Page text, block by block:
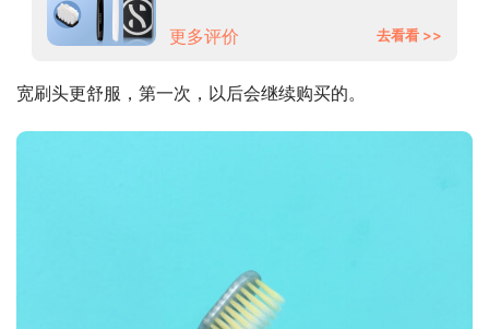
更多评价 去看看 >>
宽刷头更舒服，第一次，以后会继续购买的。